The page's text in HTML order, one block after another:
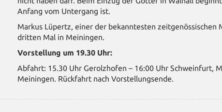
Anfang vom Untergang ist.
Markus Lüpertz, einer der bekanntesten zeitgenössischen
dritten Mal in Meiningen.
Vorstellung um 19.30 Uhr:
Abfahrt: 15.30 Uhr Gerolzhofen – 16:00 Uhr Schweinfurt,
Meiningen. Rückfahrt nach Vorstellungsende.